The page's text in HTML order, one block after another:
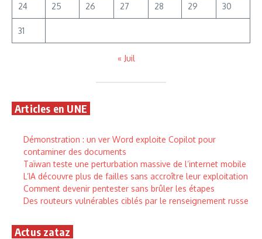
24 25 26 27 28 29 30
31
« Juil
Articles en UNE
Démonstration : un ver Word exploite Copilot pour
contaminer des documents
Taïwan teste une perturbation massive de l’internet mobile
L’IA découvre plus de failles sans accroître leur exploitation
Comment devenir pentester sans brûler les étapes
Des routeurs vulnérables ciblés par le renseignement russe
Actus zataz